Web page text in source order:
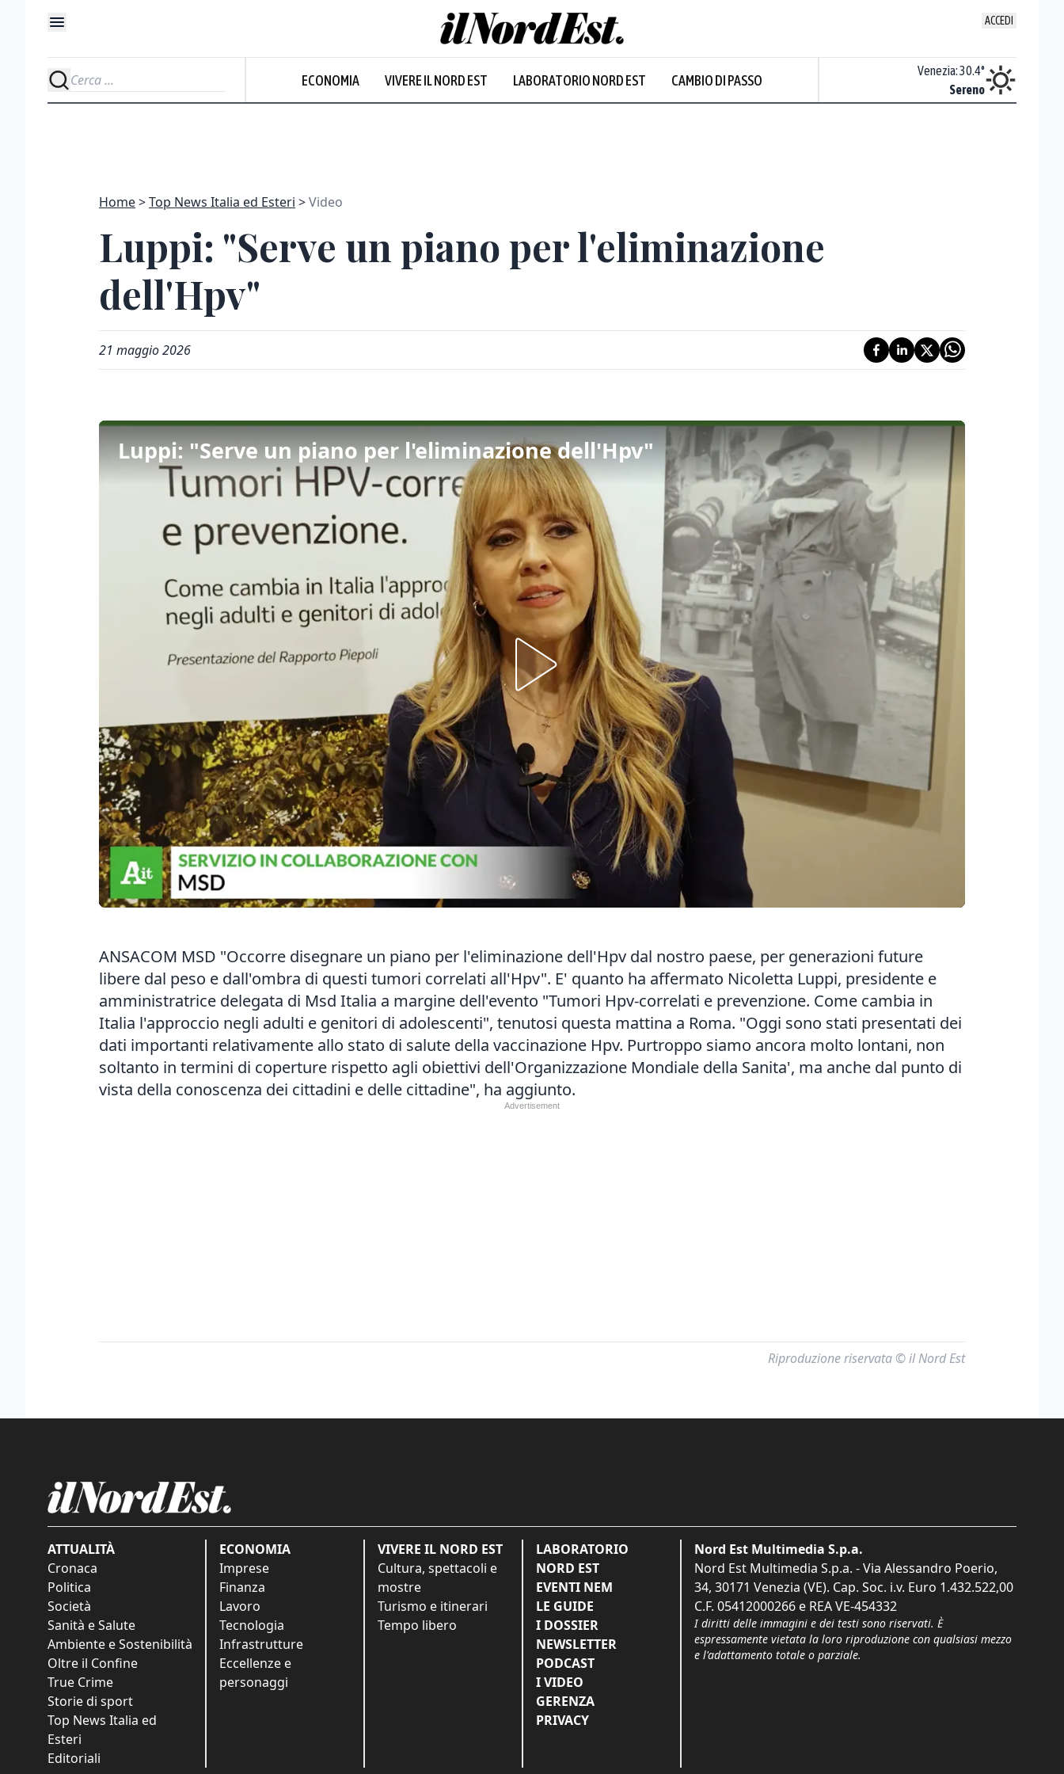
ACCEDI
ECONOMIA VIVERE IL NORD EST LABORATORIO NORD EST CAMBIO DI PASSO
Nuvoloso
Venezia:30.4°
Sereno
Home Top News Italia ed Esteri Video
Luppi: "Serve un piano per l'eliminazione
dell'Hpv"
21 maggio 2026
Luppi: "Serve un piano per l'eliminazione dell'Hpv"
ANSACOM MSD "Occorre disegnare un piano per l'eliminazione dell'Hpv dal nostro paese, per generazioni future
libere dal peso e dall'ombra di questi tumori correlati all'Hpv". E' quanto ha affermato Nicoletta Luppi, presidente e
amministratrice delegata di Msd Italia a margine dell'evento "Tumori Hpv-correlati e prevenzione. Come cambia in
Italia l'approccio negli adulti e genitori di adolescenti", tenutosi questa mattina a Roma. "Oggi sono stati presentati dei
dati importanti relativamente allo stato di salute della vaccinazione Hpv. Purtroppo siamo ancora molto lontani, non
soltanto in termini di coperture rispetto agli obiettivi dell'Organizzazione Mondiale della Sanita', ma anche dal punto di
vista della conoscenza dei cittadini e delle cittadine", ha aggiunto.
Riproduzione riservata © il Nord Est
ATTUALITÀ
Cronaca
Politica
Società
Sanità e Salute
Ambiente e Sostenibilità
Oltre il Confine
True Crime
Storie di sport
Top News Italia ed
Esteri
Editoriali
ECONOMIA
Imprese
Finanza
Lavoro
Tecnologia
Infrastrutture
Eccellenze e
personaggi
VIVERE IL NORD EST
Cultura, spettacoli e
mostre
Turismo e itinerari
Tempo libero
LABORATORIO
NORD EST
EVENTI NEM
LE GUIDE
I DOSSIER
NEWSLETTER
PODCAST
I VIDEO
GERENZA
PRIVACY
Nord Est Multimedia S.p.a.
Nord Est Multimedia S.p.a. - Via Alessandro Poerio,
34, 30171 Venezia (VE). Cap. Soc. i.v. Euro 1.432.522,00
C.F. 05412000266 e REA VE-454332
I diritti delle immagini e dei testi sono riservati. È
espressamente vietata la loro riproduzione con qualsiasi mezzo
e l'adattamento totale o parziale.